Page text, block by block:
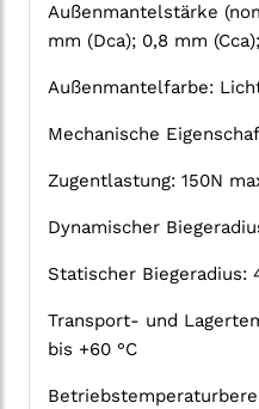
Außenmantelstärke
mm (Dca); 0,8 mm
Außenmantelfarbe:
Mechanische
Zugentlastung: 150N
Dynamischer
Statischer Biegeradius:
Transport- und
bis +60 °C